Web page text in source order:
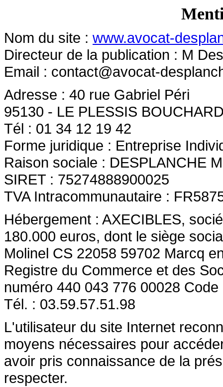
Nom du site : www.avocat-
Directeur de la publication : M
Email : contact@avocat-
Adresse : 40 rue Gabriel Péri
95130 - LE PLESSIS
Tél : 01 34 12 19 42
Forme juridique : Entreprise
Raison sociale : DESPLANCHE
SIRET : 75274888900025
TVA Intracommunautaire :
Hébergement : AXECIBLES,
180.000 euros, dont le siège
Molinel CS 22058 59702 Marcq
Registre du Commerce et des
numéro 440 043 776 00028
Tél. : 03.59.57.51.98
L'utilisateur du site Internet
moyens nécessaires pour
avoir pris connaissance de la
respecter.